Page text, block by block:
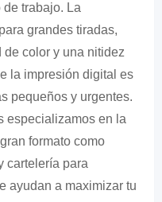
trabajo. La
grandes tiradas,
color y una nitidez
la impresión digital es
pequeños y urgentes.
especializamos en la
formato como
cartelería para
ayudan a maximizar tu